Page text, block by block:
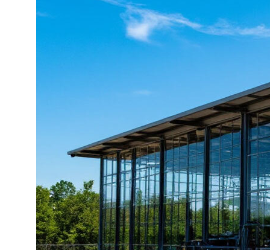
Статьи
ДОКУМЕНТЫ
8 (863) 229-06-65
(для поставщиков)
sk.brait-snab@yandex.ru
sk.brait@yandex.ru
Ипотека